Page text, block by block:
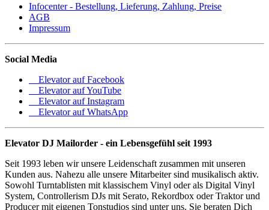
Infocenter - Bestellung, Lieferung, Zahlung, Preise
AGB
Impressum
Social Media
Elevator auf Facebook
Elevator auf YouTube
Elevator auf Instagram
Elevator auf WhatsApp
Elevator DJ Mailorder - ein Lebensgefühl seit 1993
Seit 1993 leben wir unsere Leidenschaft zusammen mit unseren
Kunden aus. Nahezu alle unsere Mitarbeiter sind musikalisch aktiv.
Sowohl Turntablisten mit klassischem Vinyl oder als Digital Vinyl
System, Controllerism DJs mit Serato, Rekordbox oder Traktor und
Producer mit eigenen Tonstudios sind unter uns. Sie beraten Dich